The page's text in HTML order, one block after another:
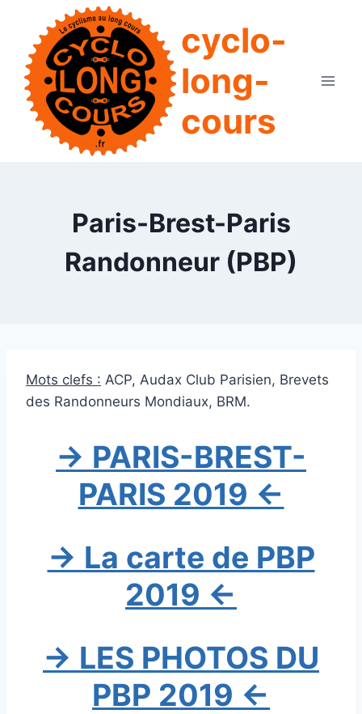
contenu
cyclo-
long-
cours
Paris-Brest-Paris
Randonneur (PBP)
Mots clefs : ACP, Audax Club Parisien, Brevets
des Randonneurs Mondiaux, BRM.
→ PARIS-BREST-
PARIS 2019 ←
→ La carte de PBP
2019 ←
→ LES PHOTOS DU
PBP 2019 ←